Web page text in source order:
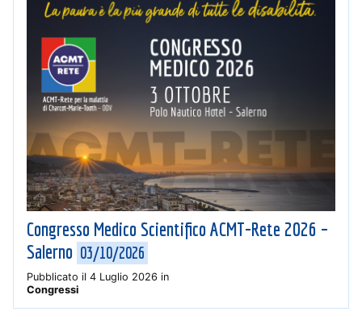
Congresso Medico Scientifico ACMT-Rete 2026 –
Salerno 03/10/2026
Pubblicato il 4 Luglio 2026 in
Congressi